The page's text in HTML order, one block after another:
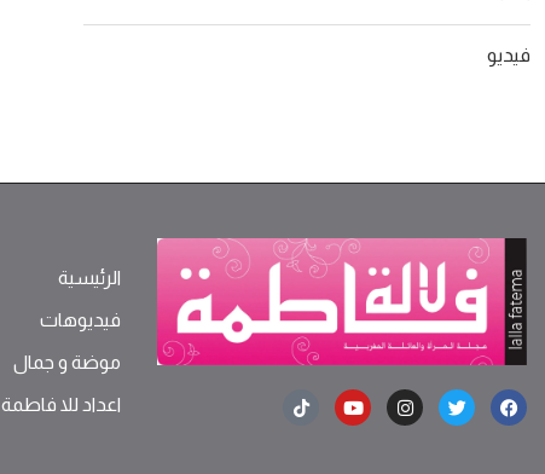
فيديو
الرئيسية
فيديوهات
موضة ‫و‬ ‫‬‫جمال‬
اعداد للا فاطمة